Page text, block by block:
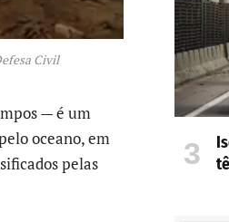
Civil
— é um
oceano, em
pelas